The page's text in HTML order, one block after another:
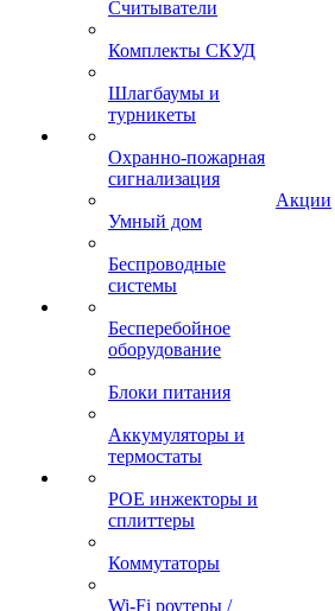
Считыватели
Комплекты СКУД
Шлагбаумы и
турникеты
Охранно-пожарная
сигнализация
Умный дом
Беспроводные
системы
Бесперебойное
оборудование
Блоки питания
Аккумуляторы и
термостаты
POE инжекторы и
сплиттеры
Коммутаторы
Wi-Fi роутеры /
Акции